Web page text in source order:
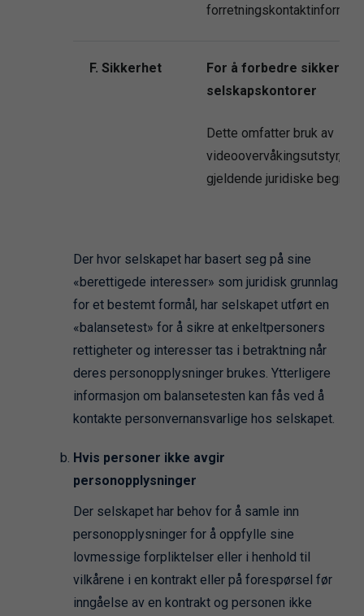
F. Sikkerhet
For å forbedre
selskapskontorer
Dette omfatter bruk av
videoovervåkingsutstyr,
gjeldende juridiske
Der hvor selskapet har basert seg på sine
«berettigede interesser» som juridisk grunnlag
for et bestemt formål, har selskapet utført en
«balansetest» for å sikre at enkeltpersoners
rettigheter og interesser tas i betraktning når
deres personopplysninger brukes. Ytterligere
informasjon om balansetesten kan fås ved å
kontakte personvernansvarlige hos selskapet.
Hvis personer ikke avgir
personopplysninger
Der selskapet har behov for å samle inn
personopplysninger for å oppfylle sine
lovmessige forpliktelser eller i henhold til
vilkårene i en kontrakt eller på forespørsel før
inngåelse av en kontrakt og personen ikke